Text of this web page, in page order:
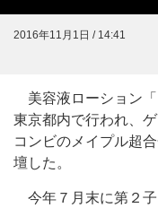
2016年11月1日 / 14:41
美容液ローション「
東京都内で行われ、
コンビのメイプル超
壇した。
今年７月末に第２子